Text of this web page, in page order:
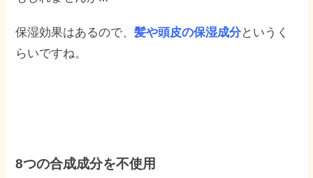
保湿効果はあるので、髪や頭皮の保湿成分というく
らいですね。
8つの合成成分を不使用